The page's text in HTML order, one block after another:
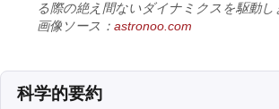
る際の絶え間ないダイナミクスを駆動し
画像ソース：astronoo.com
科学的要約